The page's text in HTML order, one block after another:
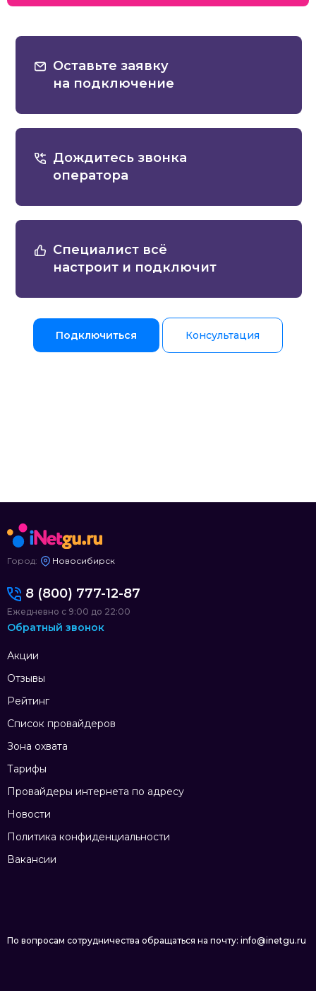
Оставьте заявку
на подключение
Дождитесь звонка
оператора
Специалист всё
настроит и подключит
Подключиться Консультация
Город: Новосибирск
Акции
Отзывы
Рейтинг
Список провайдеров
Зона охвата
Тарифы
Провайдеры интернета по адресу
Новости
Политика конфиденциальности
Вакансии
8 (800) 777-12-87
Ежедневно с 9:00 до 22:00
Обратный звонок
По вопросам сотрудничества обращаться на почту: info@inetgu.ru